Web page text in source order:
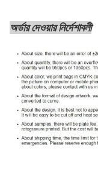
অর্ডার দেওয়ার নির্দেশাবলী